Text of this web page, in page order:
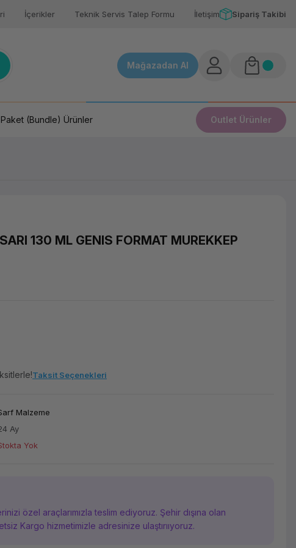
İçerikler Teknik Servis Talep Formu İletişim Sipariş Takibi
Mağazadan Al
Paket (Bundle) Ürünler Outlet Ürünler
130 ML GENIS FORMAT MUREKKEP
Taksit Seçenekleri
Malzeme
Ay
Yok
özel araçlarımızla teslim ediyoruz. Şehir dışına olan
Kargo hizmetimizle adresinize ulaştırııyoruz.